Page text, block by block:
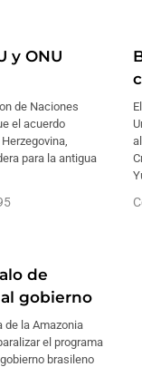
y ONU
de Naciones
el acuerdo
para la antigua
de
gobierno
de la Amazonia
el programa
brasileno